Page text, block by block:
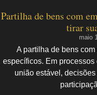
Partilha de bens com
tirar
maio
A partilha de bens
específicos. Em
união estável,